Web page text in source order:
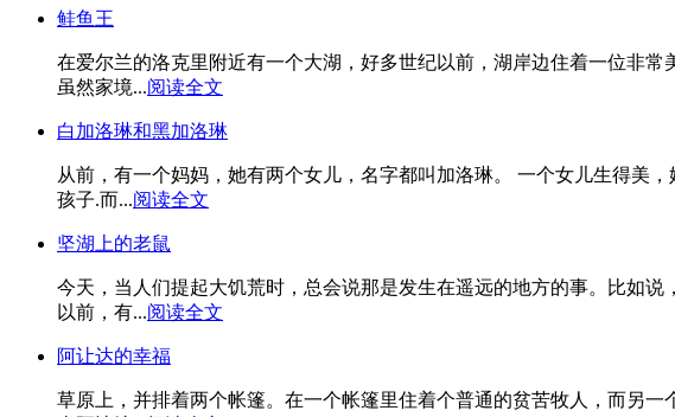
鲑鱼王
在爱尔兰的洛克里附近有一个大湖，好多世纪以前，湖岸边住着一位非
虽然家境...阅读全文
白加洛琳和黑加洛琳
从前，有一个妈妈，她有两个女儿，名字都叫加洛琳。 一个女儿生得美
孩子.而...阅读全文
坚湖上的老鼠
今天，当人们提起大饥荒时，总会说那是发生在遥远的地方的事。比如
以前，有...阅读全文
阿让达的幸福
草原上，并排着两个帐篷。在一个帐篷里住着个普通的贫苦牧人，而另